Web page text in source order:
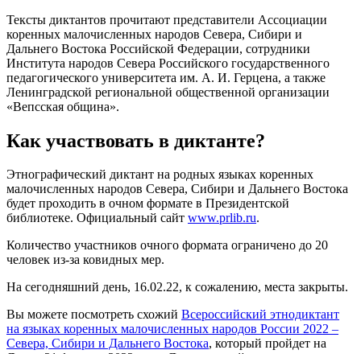
Тексты диктантов прочитают представители Ассоциации
коренных малочисленных народов Севера, Сибири и
Дальнего Востока Российской Федерации, сотрудники
Института народов Севера Российского государственного
педагогического университета им. А. И. Герцена, а также
Ленинградской региональной общественной организации
«Вепсская община».
Как участвовать в диктанте?
Этнографический диктант на родных языках коренных
малочисленных народов Севера, Сибири и Дальнего Востока
будет проходить в очном формате в Президентской
библиотеке. Официальный сайт www.prlib.ru.
Количество участников очного формата ограничено до 20
человек из-за ковидных мер.
На сегодняшний день, 16.02.22, к сожалению, места закрыты.
Вы можете посмотреть схожий Всероссийский этнодиктант
на языках коренных малочисленных народов России 2022 –
Севера, Сибири и Дальнего Востока, который пройдет на